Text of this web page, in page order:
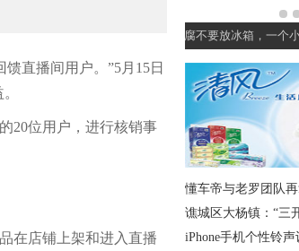
直播间用户。”5月15日
20位用户，进行核销事
在店铺上架和进入直播
5个大馒头，三两
懂车帝与老罗团队
谯城区大杨镇：“三
iPhone手机个性铃